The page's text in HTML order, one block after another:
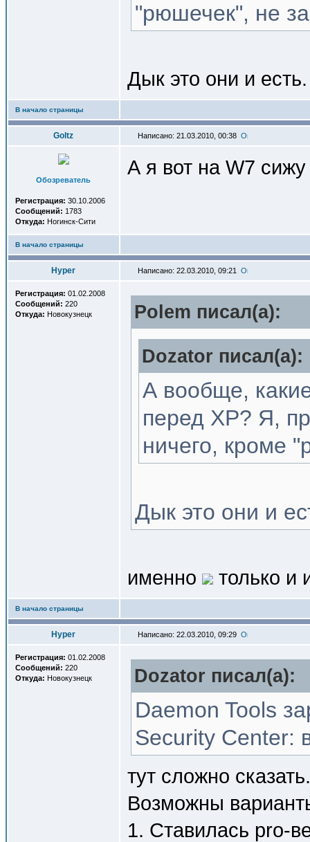
"рюшечек", не
Дык это они и
В начало страницы
Goltz Написано: 21.03.2010, 00:38
Обозреватель
Регистрация: 30.10.2006
Сообщений: 1783
Откуда: Ногинск-Сити
А я вот на W7
В начало страницы
Hyper Написано: 22.03.2010, 09:21
Регистрация: 01.02.2008
Сообщений: 220
Откуда: Новокузнецк Polem писал(a):
Dozator писал(a):
А вообще,
перед XP? Я,
ничего, кроме
Дык это они и
именно только и
В начало страницы
Hyper Написано: 22.03.2010, 09:29
Регистрация: 01.02.2008
Сообщений: 220
Откуда: Новокузнецк Dozator писал(a):
Daemon Tools
Security Center:
тут сложно
Возможны
1. Ставилась pro-